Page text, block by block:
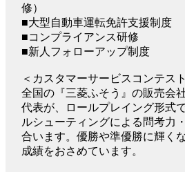
修）
■大型自動車運転免許支援制度
■コンプライアンス研修
■新人フォローアップ制度
＜カスタマーサービスコンテス
全国の『三菱ふそう』の販売会
代表が、ロールプレイング形式
ルシューティングによる問考力
合います。優勝や準優勝に輝く
成績をおさめています。